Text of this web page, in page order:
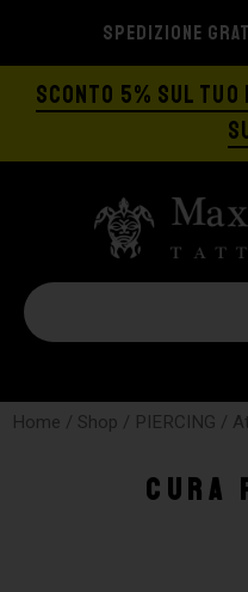
SPEDIZIONE
SCONTO 5% SUL
Home / Shop / PIERCING /
Cura